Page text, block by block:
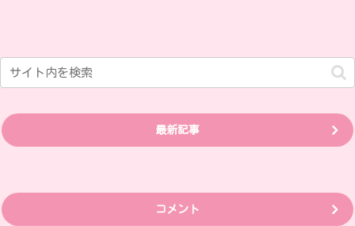
最新記事
コメント